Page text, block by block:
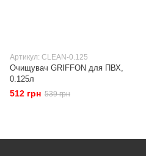
Артикул: CLEAN-0.125
Очищувач GRIFFON для ПВХ,
0.125л
512 грн 539 грн